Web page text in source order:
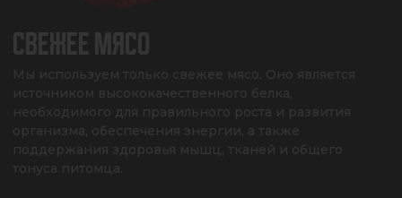
СВЕЖЕЕ МЯСО
Мы используем только свежее мясо. Оно является
источником высококачественного белка,
необходимого для правильного роста и развития
организма, обеспечения энергии, а также
поддержания здоровья мышц, тканей и общего
тонуса питомца.